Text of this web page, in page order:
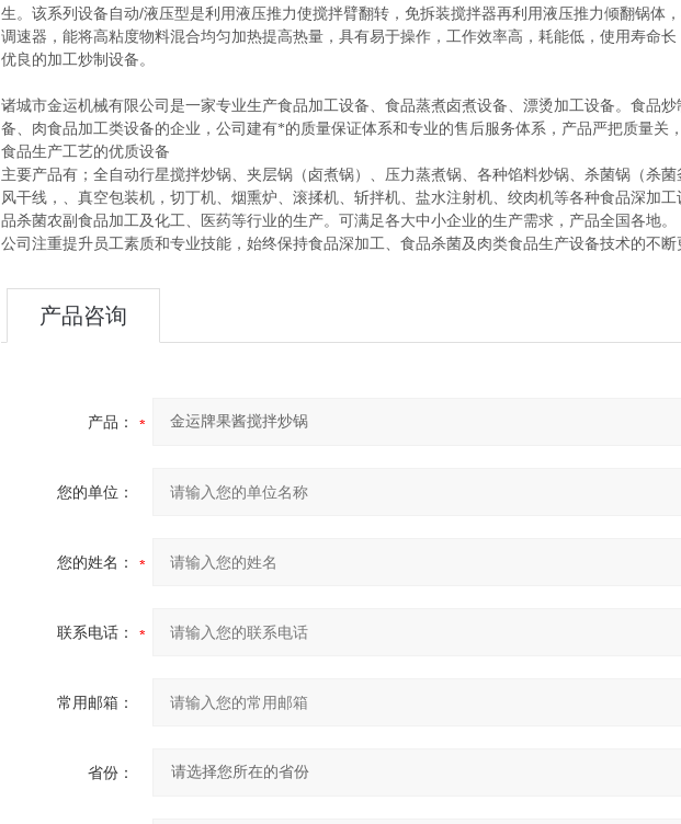
生。该系列设备自动/液压型是利用液压推力使搅拌臂翻转，免拆装搅拌器再利用液压推力倾翻锅体
调速器，能将高粘度物料混合均匀加热提高热量，具有易于操作，工作效率高，耗能低，使用寿命
优良的加工炒制设备。
诸城市金运机械有限公司是一家专业生产食品加工设备、食品蒸煮卤煮设备、漂烫加工设备。食品
备、肉食品加工类设备的企业，公司建有*的质量保证体系和专业的售后服务体系，产品严把质量关
食品生产工艺的优质设备
主要产品有；全自动行星搅拌炒锅、夹层锅（卤煮锅）、压力蒸煮锅、各种馅料炒锅、杀菌锅（杀菌
风干线，、真空包装机，切丁机、烟熏炉、滚揉机、斩拌机、盐水注射机、绞肉机等各种食品深加
品杀菌农副食品加工及化工、医药等行业的生产。可满足各大中小企业的生产需求，产品全国各地。
公司注重提升员工素质和专业技能，始终保持食品深加工、食品杀菌及肉类食品生产设备技术的不断
产品咨询
产品：
您的单位：
您的姓名：
联系电话：
常用邮箱：
省份：